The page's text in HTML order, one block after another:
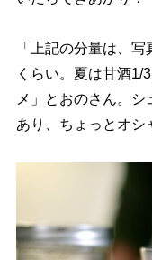
「上記の分量は、
くらい。夏は甘酒1/3
メ」とおのさん。
あり、ちょっとオシ